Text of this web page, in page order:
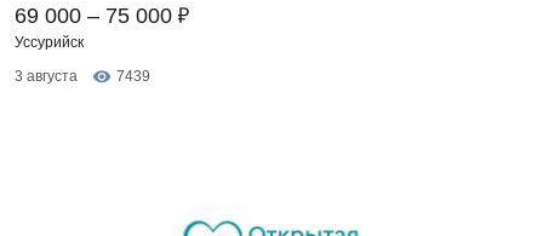
69 000 – 75 000 ₽
Уссурийск
3 августа
7439